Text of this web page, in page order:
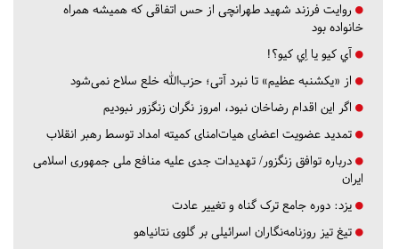
روایت فرزند شهید طهرانچی از حس اتفاقی که همیشه همراه
خانواده بود
آي كيو يا اِي كيو؟!
از «یکشنبه عظیم» تا نبرد آتی؛ حزب‌الله خلع سلاح نمی‌شود
اگر این اقدام رضاخان نبود، امروز نگران زنگزور نبودیم
تمدید عضویت اعضای هیات‌امنای کمیته امداد توسط رهبر انقلاب
درباره توافق زنگزور/ تهدیدات جدی علیه منافع ملی جمهوری اسلامی
ایران
یزد: دوره جامع ترک گناه و تغییر عادت
تیغ تیز روزنامه‌نگاران اسرائیلی بر گلوی نتانیاهو